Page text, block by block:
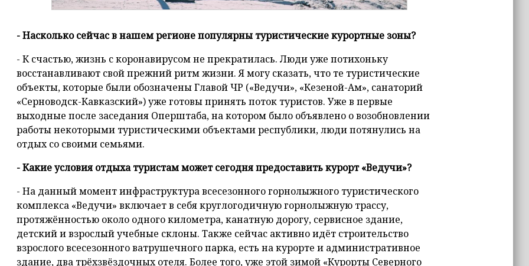
- Насколько сейчас в нашем регионе популярны туристические курортные зоны?
- К счастью, жизнь с коронавирусом не прекратилась. Люди уже потихоньку
восстанавливают свой прежний ритм жизни. Я могу сказать, что те туристические
объекты, которые были обозначены Главой ЧР («Ведучи», «Кезеной-Ам», санаторий
«Серноводск-Кавказский») уже готовы принять поток туристов. Уже в первые
выходные после заседания Оперштаба, на котором было объявлено о возобновлении
работы некоторыми туристическими объектами республики, люди потянулись на
отдых со своими семьями.
- Какие условия отдыха туристам может сегодня предоставить курорт «Ведучи»?
- На данный момент инфраструктура всесезонного горнолыжного туристического
комплекса «Ведучи» включает в себя круглогодичную горнолыжную трассу,
протяжённостью около одного километра, канатную дорогу, сервисное здание,
детский и взрослый учебные склоны. Также сейчас активно идёт строительство
взрослого всесезонного ватрушечного парка, есть на курорте и административное
здание, два трёхзвёздочных отеля. Более того, уже этой зимой «Курорты Северного